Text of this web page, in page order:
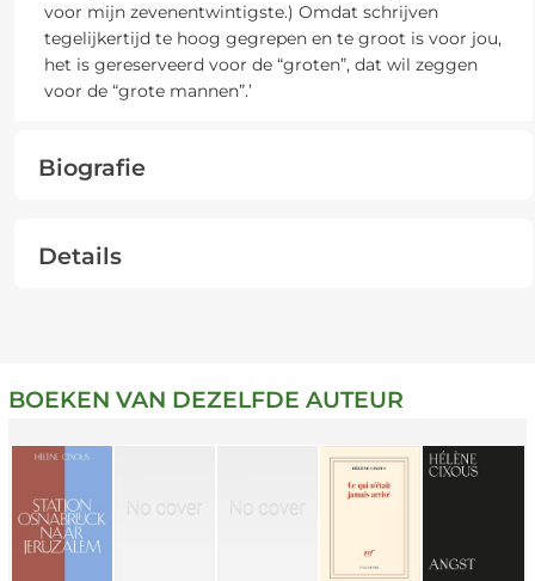
voor mijn zevenentwintigste.) Omdat schrijven
tegelijkertijd te hoog gegrepen en te groot is voor jou,
het is gereserveerd voor de “groten”, dat wil zeggen
voor de “grote mannen”.’
Biografie
Details
BOEKEN VAN DEZELFDE AUTEUR